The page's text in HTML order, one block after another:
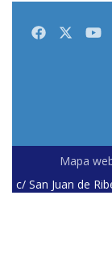
Facebook
Mapa
c/ San Juan de